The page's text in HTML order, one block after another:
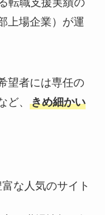
転職支援実績の
上場企業）が運
望者には専任の
ど、 きめ細かい
な人気のサイト